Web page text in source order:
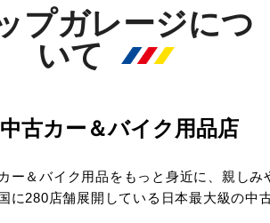
プガレージにつ
いて
古カー＆バイク用品店
ー＆バイク用品をもっと身近に、親し
に280店舗展開している日本最大級の中